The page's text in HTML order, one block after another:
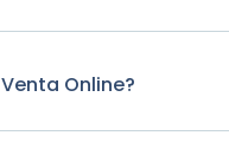
Online?